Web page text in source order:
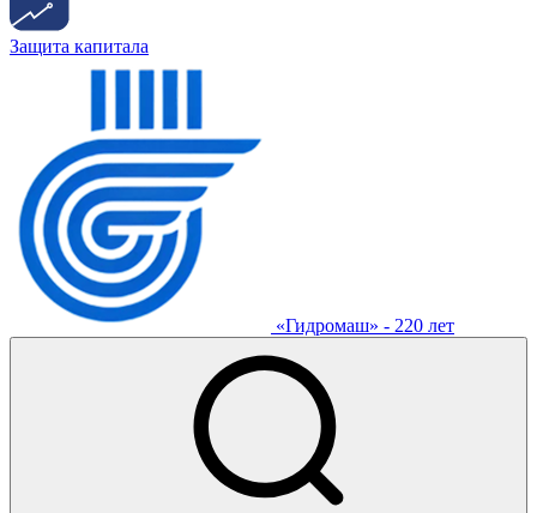
Защита капитала
«Гидромаш» - 220 лет